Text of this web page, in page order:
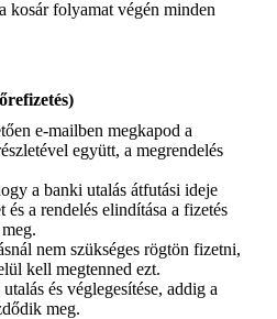
kosár folyamat végén minden
e-mailben megkapod a
együtt, a megrendelés
a banki utalás átfutási ideje
a rendelés elindítása a fizetés
nem szükséges rögtön fizetni,
kell megtenned ezt.
és véglegesítése, addig a
meg.